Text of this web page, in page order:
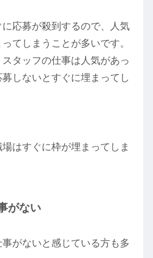
応募が殺到するので、人気
てしまうことが多いです。
タッフの仕事は人気があっ
しないとすぐに埋まってし
はすぐに枠が埋まってしま
がない
がないと感じている方も多